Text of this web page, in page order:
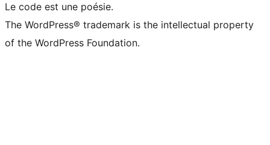
Le code est une poésie.
The WordPress® trademark is the intellectual property
of the WordPress Foundation.